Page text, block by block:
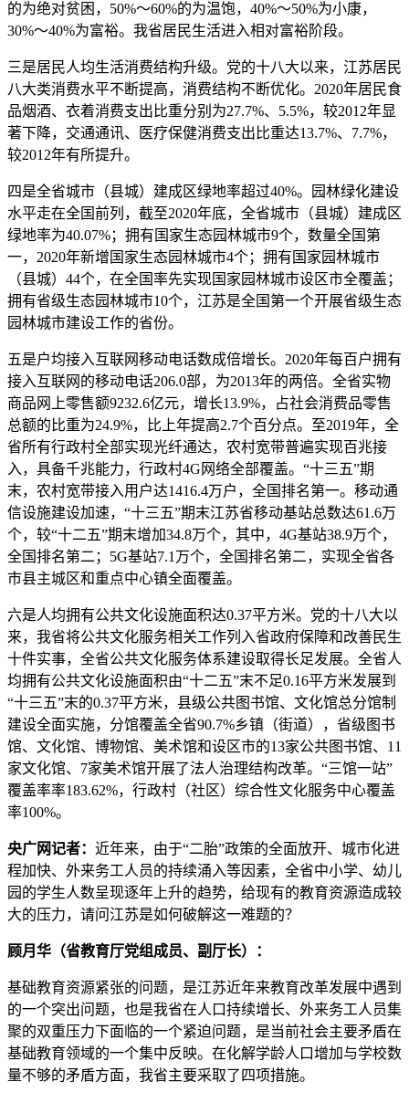
的为绝对贫困，50%～60%的为温饱，40%～50%为小康，
30%～40%为富裕。我省居民生活进入相对富裕阶段。
三是居民人均生活消费结构升级。党的十八大以来，江苏居民
八大类消费水平不断提高，消费结构不断优化。2020年居民食
品烟酒、衣着消费支出比重分别为27.7%、5.5%，较2012年显
著下降，交通通讯、医疗保健消费支出比重达13.7%、7.7%，
较2012年有所提升。
四是全省城市（县城）建成区绿地率超过40%。园林绿化建设
水平走在全国前列，截至2020年底，全省城市（县城）建成区
绿地率为40.07%；拥有国家生态园林城市9个，数量全国第
一，2020年新增国家生态园林城市4个；拥有国家园林城市
（县城）44个，在全国率先实现国家园林城市设区市全覆盖；
拥有省级生态园林城市10个，江苏是全国第一个开展省级生态
园林城市建设工作的省份。
五是户均接入互联网移动电话数成倍增长。2020年每百户拥有
接入互联网的移动电话206.0部，为2013年的两倍。全省实物
商品网上零售额9232.6亿元，增长13.9%，占社会消费品零售
总额的比重为24.9%，比上年提高2.7个百分点。至2019年，全
省所有行政村全部实现光纤通达，农村宽带普遍实现百兆接
入，具备千兆能力，行政村4G网络全部覆盖。“十三五”期
末，农村宽带接入用户达1416.4万户，全国排名第一。移动通
信设施建设加速，“十三五”期末江苏省移动基站总数达61.6万
个，较“十二五”期末增加34.8万个，其中，4G基站38.9万个，
全国排名第二；5G基站7.1万个，全国排名第二，实现全省各
市县主城区和重点中心镇全面覆盖。
六是人均拥有公共文化设施面积达0.37平方米。党的十八大以
来，我省将公共文化服务相关工作列入省政府保障和改善民生
十件实事，全省公共文化服务体系建设取得长足发展。全省人
均拥有公共文化设施面积由“十二五”末不足0.16平方米发展到
“十三五”末的0.37平方米，县级公共图书馆、文化馆总分馆制
建设全面实施，分馆覆盖全省90.7%乡镇（街道），省级图书
馆、文化馆、博物馆、美术馆和设区市的13家公共图书馆、11
家文化馆、7家美术馆开展了法人治理结构改革。“三馆一站”
覆盖率率183.62%，行政村（社区）综合性文化服务中心覆盖
率100%。
央广网记者： 近年来，由于“二胎”政策的全面放开、城市化进
程加快、外来务工人员的持续涌入等因素，全省中小学、幼儿
园的学生人数呈现逐年上升的趋势，给现有的教育资源造成较
大的压力，请问江苏是如何破解这一难题的？
顾月华（省教育厅党组成员、副厅长）：
基础教育资源紧张的问题，是江苏近年来教育改革发展中遇到
的一个突出问题，也是我省在人口持续增长、外来务工人员集
聚的双重压力下面临的一个紧迫问题，是当前社会主要矛盾在
基础教育领域的一个集中反映。在化解学龄人口增加与学校数
量不够的矛盾方面，我省主要采取了四项措施。